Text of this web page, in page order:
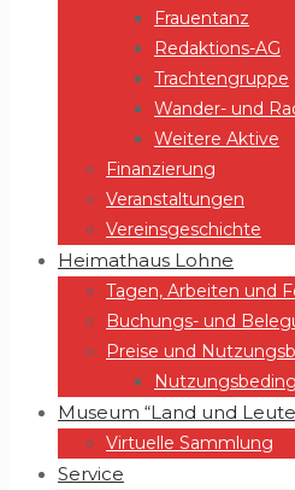
Frauentanz
Redaktions-AG
Trachtengruppe
Wander- und
Weitere Aktive
Finanzierung
Veranstaltungen
Vereinsgeschichte
Heimathaus Lohne
Tagen, Arbeiten und
Buchungs- und
Preise und
Museum “Land und
Virtuelle Sammlung
Service